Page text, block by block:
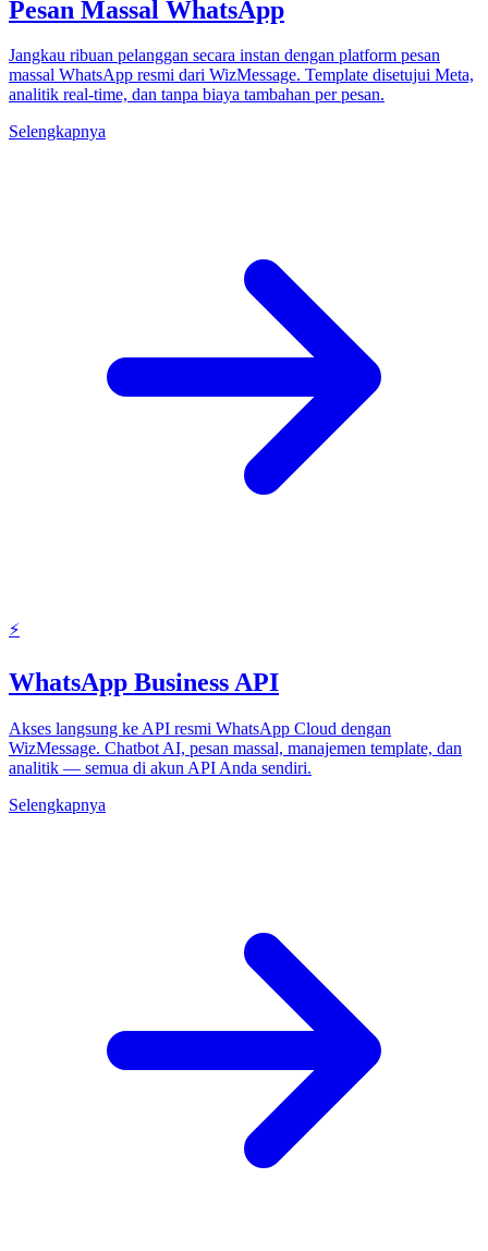
Pesan Massal WhatsApp
Jangkau ribuan pelanggan secara instan dengan platform pesan
massal WhatsApp resmi dari WizMessage. Template disetujui Meta,
analitik real-time, dan tanpa biaya tambahan per pesan.
Selengkapnya
⚡
WhatsApp Business API
Akses langsung ke API resmi WhatsApp Cloud dengan
WizMessage. Chatbot AI, pesan massal, manajemen template, dan
analitik — semua di akun API Anda sendiri.
Selengkapnya